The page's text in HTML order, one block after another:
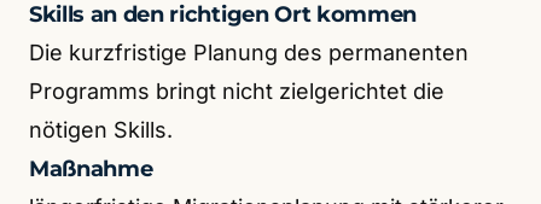
Skills an den richtigen Ort kommen
Die kurzfristige Planung des permanenten
Programms bringt nicht zielgerichtet die
nötigen Skills.
Maßnahme